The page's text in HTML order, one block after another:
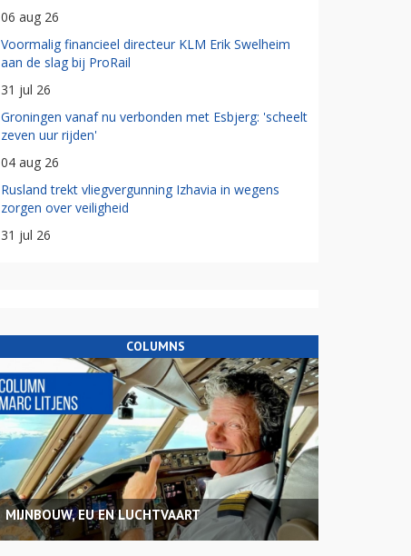
06 aug 26
Voormalig financieel directeur KLM Erik Swelheim
aan de slag bij ProRail
31 jul 26
Groningen vanaf nu verbonden met Esbjerg: 'scheelt
zeven uur rijden'
04 aug 26
Rusland trekt vliegvergunning Izhavia in wegens
zorgen over veiligheid
31 jul 26
COLUMNS
MIJNBOUW, EU EN LUCHTVAART